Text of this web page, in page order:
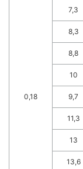
0,18
7,3
8,3
8,8
10
9,7
11,3
13
13,6